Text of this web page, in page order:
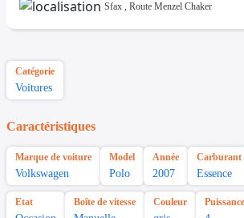
Sfax , Route Menzel Chaker
Catégorie
Voitures
Caractéristiques
Marque de voiture
Volkswagen
Model
Polo
Année
2007
Carburant
Essence
Etat Boîte de vitesse Couleur